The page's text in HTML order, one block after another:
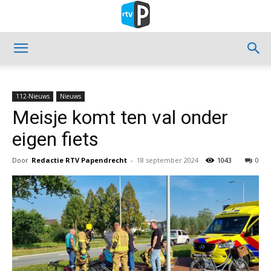
112-Nieuws Nieuws
Meisje komt ten val onder
eigen fiets
Door Redactie RTV Papendrecht - 18 september 2024 0
1043